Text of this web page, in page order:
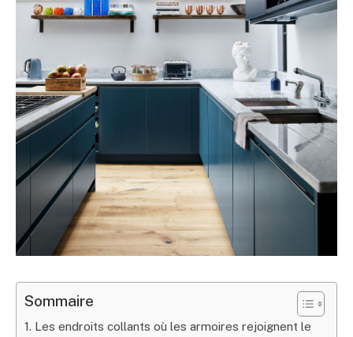
Sommaire
1. Les endroits collants où les armoires rejoignent le